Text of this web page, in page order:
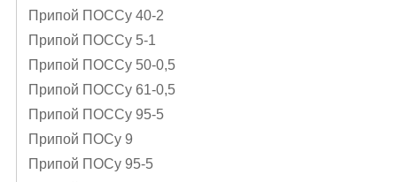
Припой ПОССу 40-2
Припой ПОССу 5-1
Припой ПОССу 50-0,5
Припой ПОССу 61-0,5
Припой ПОССу 95-5
Припой ПОСу 9
Припой ПОСу 95-5